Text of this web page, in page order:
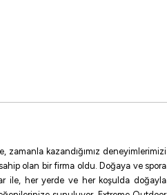
zamanla kazandığımız deneyimlerimizi
olan bir firma oldu. Doğaya ve spora
ile, her yerde ve her koşulda doğayla